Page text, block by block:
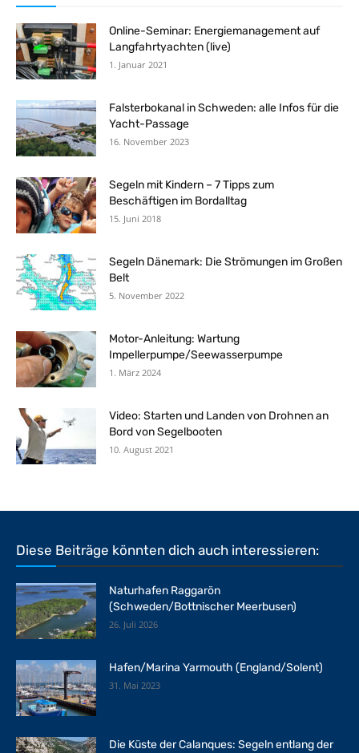
Online-Seminar: Energiemanagement auf
Langfahrtyachten (live)
1. Januar 2021
Falsterbokanal in Schweden: alle Infos für die
Yacht-Passage
16. November 2023
Segeln mit Kindern – 7 Tipps zum
Beschäftigen im Bordalltag
15. Juni 2018
Segeln Dänemark: Die Strömungen im Großen
Belt
5. November 2022
Motor-Anleitung: Wartung
Impellerpumpe/Seewasserpumpe
1. März 2024
Video: Starten und Landen von Drohnen an
Bord von Segelbooten
10. August 2021
Diese Beiträge könnten dich auch interessieren:
Naturhafen Raggarön
(Schweden/Bottnischer Meerbusen)
26. Juli 2026
Hafen/Marina Yarmouth (England/Solent)
31. Mai 2023
Die Küste der Calanques: Segeln entlang der